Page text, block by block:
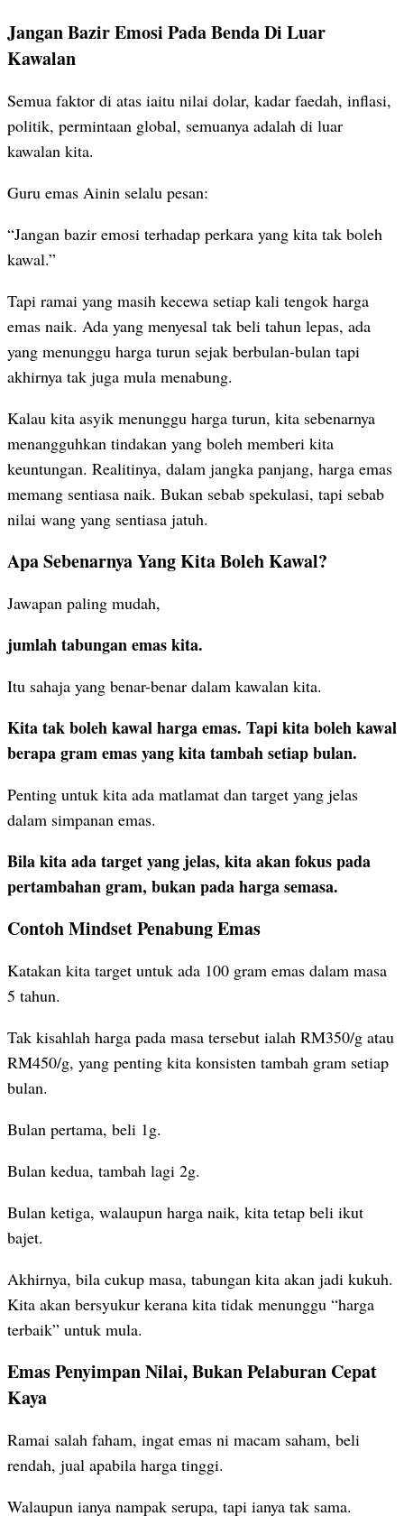
Jangan Bazir Emosi Pada Benda Di Luar
Kawalan
Semua faktor di atas iaitu nilai dolar, kadar faedah, inflasi,
politik, permintaan global, semuanya adalah di luar
kawalan kita.
Guru emas Ainin selalu pesan:
“Jangan bazir emosi terhadap perkara yang kita tak boleh
kawal.”
Tapi ramai yang masih kecewa setiap kali tengok harga
emas naik. Ada yang menyesal tak beli tahun lepas, ada
yang menunggu harga turun sejak berbulan-bulan tapi
akhirnya tak juga mula menabung.
Kalau kita asyik menunggu harga turun, kita sebenarnya
menangguhkan tindakan yang boleh memberi kita
keuntungan. Realitinya, dalam jangka panjang, harga emas
memang sentiasa naik. Bukan sebab spekulasi, tapi sebab
nilai wang yang sentiasa jatuh.
Apa Sebenarnya Yang Kita Boleh Kawal?
Jawapan paling mudah,
jumlah tabungan emas kita.
Itu sahaja yang benar-benar dalam kawalan kita.
Kita tak boleh kawal harga emas. Tapi kita boleh kawal
berapa gram emas yang kita tambah setiap bulan.
Penting untuk kita ada matlamat dan target yang jelas
dalam simpanan emas.
Bila kita ada target yang jelas, kita akan fokus pada
pertambahan gram, bukan pada harga semasa.
Contoh Mindset Penabung Emas
Katakan kita target untuk ada 100 gram emas dalam masa
5 tahun.
Tak kisahlah harga pada masa tersebut ialah RM350/g atau
RM450/g, yang penting kita konsisten tambah gram setiap
bulan.
Bulan pertama, beli 1g.
Bulan kedua, tambah lagi 2g.
Bulan ketiga, walaupun harga naik, kita tetap beli ikut
bajet.
Akhirnya, bila cukup masa, tabungan kita akan jadi kukuh.
Kita akan bersyukur kerana kita tidak menunggu “harga
terbaik” untuk mula.
Emas Penyimpan Nilai, Bukan Pelaburan Cepat
Kaya
Ramai salah faham, ingat emas ni macam saham, beli
rendah, jual apabila harga tinggi.
Walaupun ianya nampak serupa, tapi ianya tak sama.